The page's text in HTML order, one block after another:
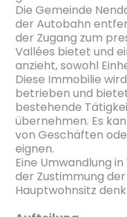
Die Gemeinde
der Autobahn
der Zugang zum
Vallées bietet und
anzieht, sowohl
Diese Immobilie
betrieben und
bestehende
übernehmen. Es
von Geschäften
eignen.
Eine Umwandlung
der Zustimmung
Hauptwohnsitz